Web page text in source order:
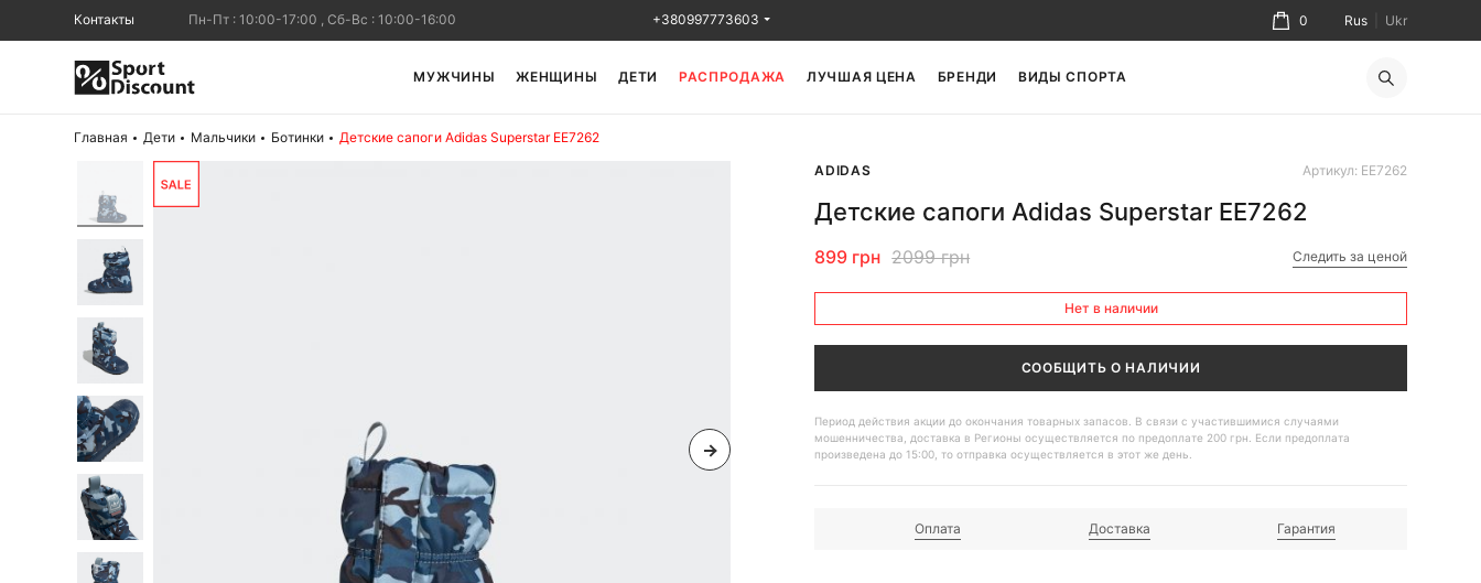
МУЖЧИНЫ ЖЕНЩИНЫ ДЕТИ РАСПРОДАЖА ЛУЧШАЯ ЦЕНА БРЕНДИ ВИДЫ СПОРТА
+380997773603
Контакты Пн-Пт : 10:00-17:00 , Сб-Вс : 10:00-16:00 0 Rus Ukr
Главная Дети Мальчики Ботинки
Детские сапоги Adidas Superstar EE7262
ADIDAS
Артикул: EE7262
Детские сапоги Adidas Superstar EE7262
899 грн 2099 грн Следить за ценой
Нет в наличии
СООБЩИТЬ О НАЛИЧИИ
Период действия акции до окончания товарных запасов. В связи с участившимися случаями
мошенничества, доставка в Регионы осуществляется по предоплате 200 грн. Если предоплата
произведена до 15:00, то отправка осуществляется в этот же день.
Оплата Доставка Гарантия